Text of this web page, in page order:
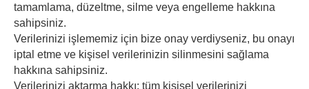
tamamlama, düzeltme, silme veya engelleme hakkına
sahipsiniz.
Verilerinizi işlememiz için bize onay verdiyseniz, bu onayı
iptal etme ve kişisel verilerinizin silinmesini sağlama
hakkına sahipsiniz.
Verilerinizi aktarma hakkı: tüm kişisel verilerinizi